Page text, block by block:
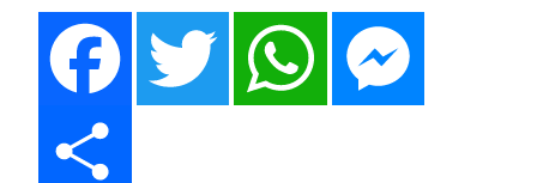
Twitter WhatsApp